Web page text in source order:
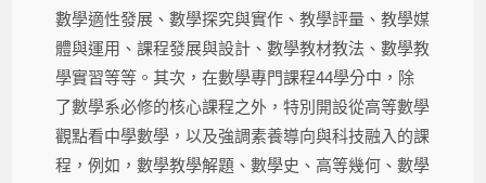
數學適性發展、數學探究與實作、教學評量、教學媒
體與運用、課程發展與設計、數學教材教法、數學教
學實習等等。其次，在數學專門課程44學分中，除
了數學系必修的核心課程之外，特別開設從高等數學
觀點看中學數學，以及強調素養導向與科技融入的課
程，例如，數學教學解題、數學史、高等幾何、數學